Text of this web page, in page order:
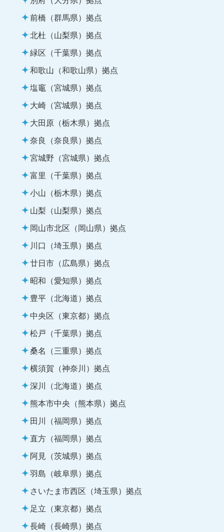
前橋（群馬県）拠点
北杜（山梨県）拠点
緑区（千葉県）拠点
和歌山（和歌山県）拠点
塩竈（宮城県）拠点
大崎（宮城県）拠点
大田原（栃木県）拠点
奈良（奈良県）拠点
宮城野（宮城県）拠点
富里（千葉県）拠点
小山（栃木県）拠点
山梨（山梨県）拠点
岡山市北区（岡山県）拠点
川口（埼玉県）拠点
廿日市（広島県）拠点
昭和（愛知県）拠点
豊平（北海道）拠点
中央区（東京都）拠点
松戸（千葉県）拠点
桑名（三重県）拠点
横須賀（神奈川）拠点
深川（北海道）拠点
熊本市中央（熊本県）拠点
田川（福岡県）拠点
直方（福岡県）拠点
阿見（茨城県）拠点
羽島（岐阜県）拠点
さいたま市西区（埼玉県）拠点
足立（東京都）拠点
長崎（長崎県）拠点